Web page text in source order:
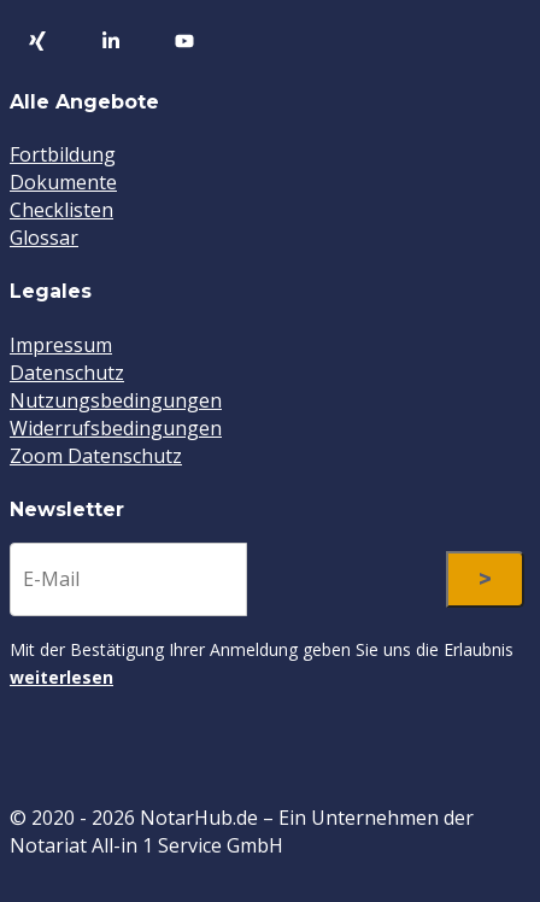
Alle Angebote
Fortbildung
Dokumente
Checklisten
Glossar
Legales
Impressum
Datenschutz
Nutzungsbedingungen
Widerrufsbedingungen
Zoom Datenschutz
Newsletter
Mit der Bestätigung Ihrer Anmeldung geben Sie uns die Erlaubnis
weiterlesen
© 2020 - 2026 NotarHub.de – Ein Unternehmen der
Notariat All-in 1 Service GmbH